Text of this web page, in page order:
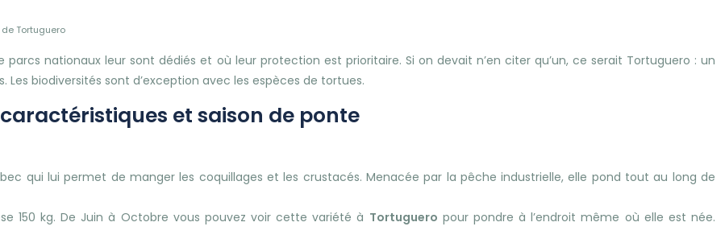
Tortuguero
nationaux leur sont dédiés et où leur protection est prioritaire. Si on devait n’en citer qu’un, ce serait Tortuguero : un
biodiversités sont d’exception avec les espèces de tortues.
et saison de ponte
qui lui permet de manger les coquillages et les crustacés. Menacée par la pêche industrielle, elle pond tout au long de
150 kg. De Juin à Octobre vous pouvez voir cette variété à Tortuguero pour pondre à l’endroit même où elle est née.